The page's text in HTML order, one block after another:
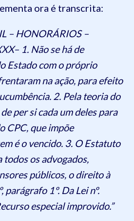
ora é transcrita:
– HONORÁRIOS –
1. Não se há de
Estado com o próprio
na ação, para efeito
2. Pela teoria do
per si cada um deles para
CPC, que impõe
é o vencido. 3. O Estatuto
todos os advogados,
públicos, o direito à
parágrafo 1º. Da Lei nº.
especial improvido.”